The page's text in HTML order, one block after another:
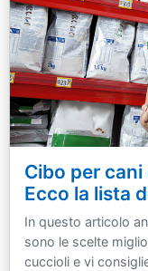
Cibo per
Ecco la lista
In questo articolo
sono le scelte
cuccioli e vi